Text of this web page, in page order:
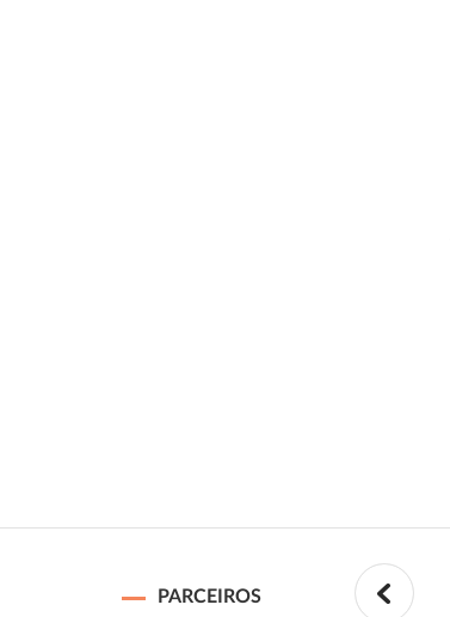
PARCEIROS